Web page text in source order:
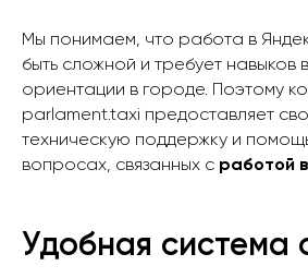
Мы понимаем, что работа в
быть сложной и требует навыков
ориентации в городе. Поэтому
parlament.taxi предоставляет
техническую поддержку и
вопросах, связанных с работой
Удобная система